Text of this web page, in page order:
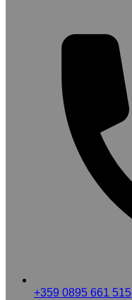
+359 0895 661 515